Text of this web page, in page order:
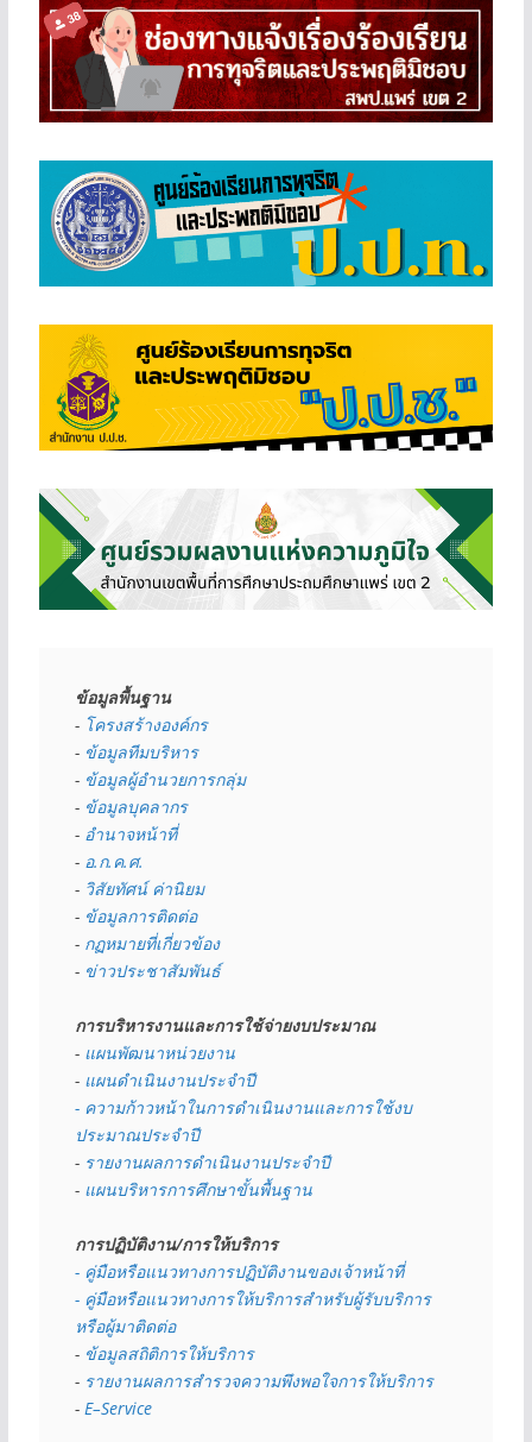
ข้อมูลพื้นฐาน
- โครงสร้างองค์กร
- ข้อมูลทีมบริหาร
- ข้อมูลผู้อำนวยการกลุ่ม
- ข้อมูลบุคลากร
- อำนาจหน้าที่
- อ.ก.ค.ศ.
- วิสัยทัศน์ ค่านิยม
- ข้อมูลการติดต่อ
- กฏหมายที่เกี่ยวข้อง
- ข่าวประชาสัมพันธ์
การบริหารงานและการใช้จ่ายงบประมาณ
- แผนพัฒนาหน่วยงาน
- แผนดำเนินงานประจำปี
- ความก้าวหน้าในการดำเนินงานและการใช้งบ
ประมาณประจำปี
- รายงานผลการดำเนินงานประจำปี
- แผนบริหารการศึกษาขั้นพื้นฐาน
การปฏิบัติงาน/การให้บริการ
- คู่มือหรือแนวทางการปฏิบัติงานของเจ้าหน้าที่
- คู่มือหรือแนวทางการให้บริการสำหรับผู้รับบริการ
หรือผู้มาติดต่อ
- ข้อมูลสถิติการให้บริการ
- รายงานผลการสำรวจความพึงพอใจการให้บริการ
- E–Service